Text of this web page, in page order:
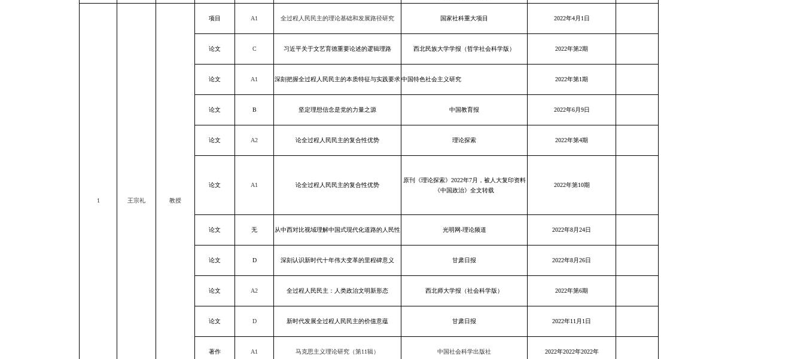
1 王宗礼 教授
项目 A1 全过程人民民主的理论基础和发展路径研究 国家社科重大项目 2022年4月1日
论文 C 习近平关于文艺育德重要论述的逻辑理路 西北民族大学学报（哲学社会科学版） 2022年第2期
论文 A1 深刻把握全过程人民民主的本质特征与实践要求中国特色社会主义研究 2022年第1期
论文 B 坚定理想信念是党的力量之源 中国教育报 2022年6月9日
论文 A2 论全过程人民民主的复合性优势 理论探索 2022年第4期
论文 A1 论全过程人民民主的复合性优势
原刊《理论探索》2022年7月，被人大复印资料
《中国政治》全文转载
2022年第10期
论文 无 从中西对比视域理解中国式现代化道路的人民性 光明网-理论频道 2022年8月24日
论文 D 深刻认识新时代十年伟大变革的里程碑意义 甘肃日报 2022年8月26日
论文 A2 全过程人民民主：人类政治文明新形态 西北师大学报（社会科学版） 2022年第6期
论文 D 新时代发展全过程人民民主的价值意蕴 甘肃日报 2022年11月1日
著作 A1 马克思主义理论研究（第11辑） 中国社会科学出版社 2022年2022年2022年